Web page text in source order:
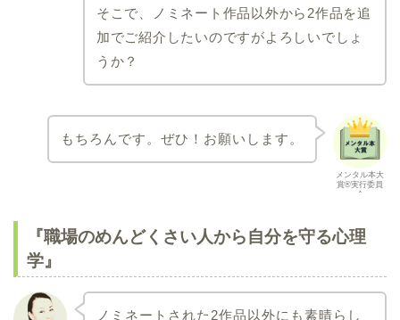
そこで、ノミネート作品以外から2作品を追
加でご紹介したいのですがよろしいでしょ
うか？
メンタル本大
賞®実行委員
会
もちろんです。ぜひ！お願いします。
『職場のめんどくさい人から自分を守る心理
学』
ノミネートされた2作品以外にも素晴らし